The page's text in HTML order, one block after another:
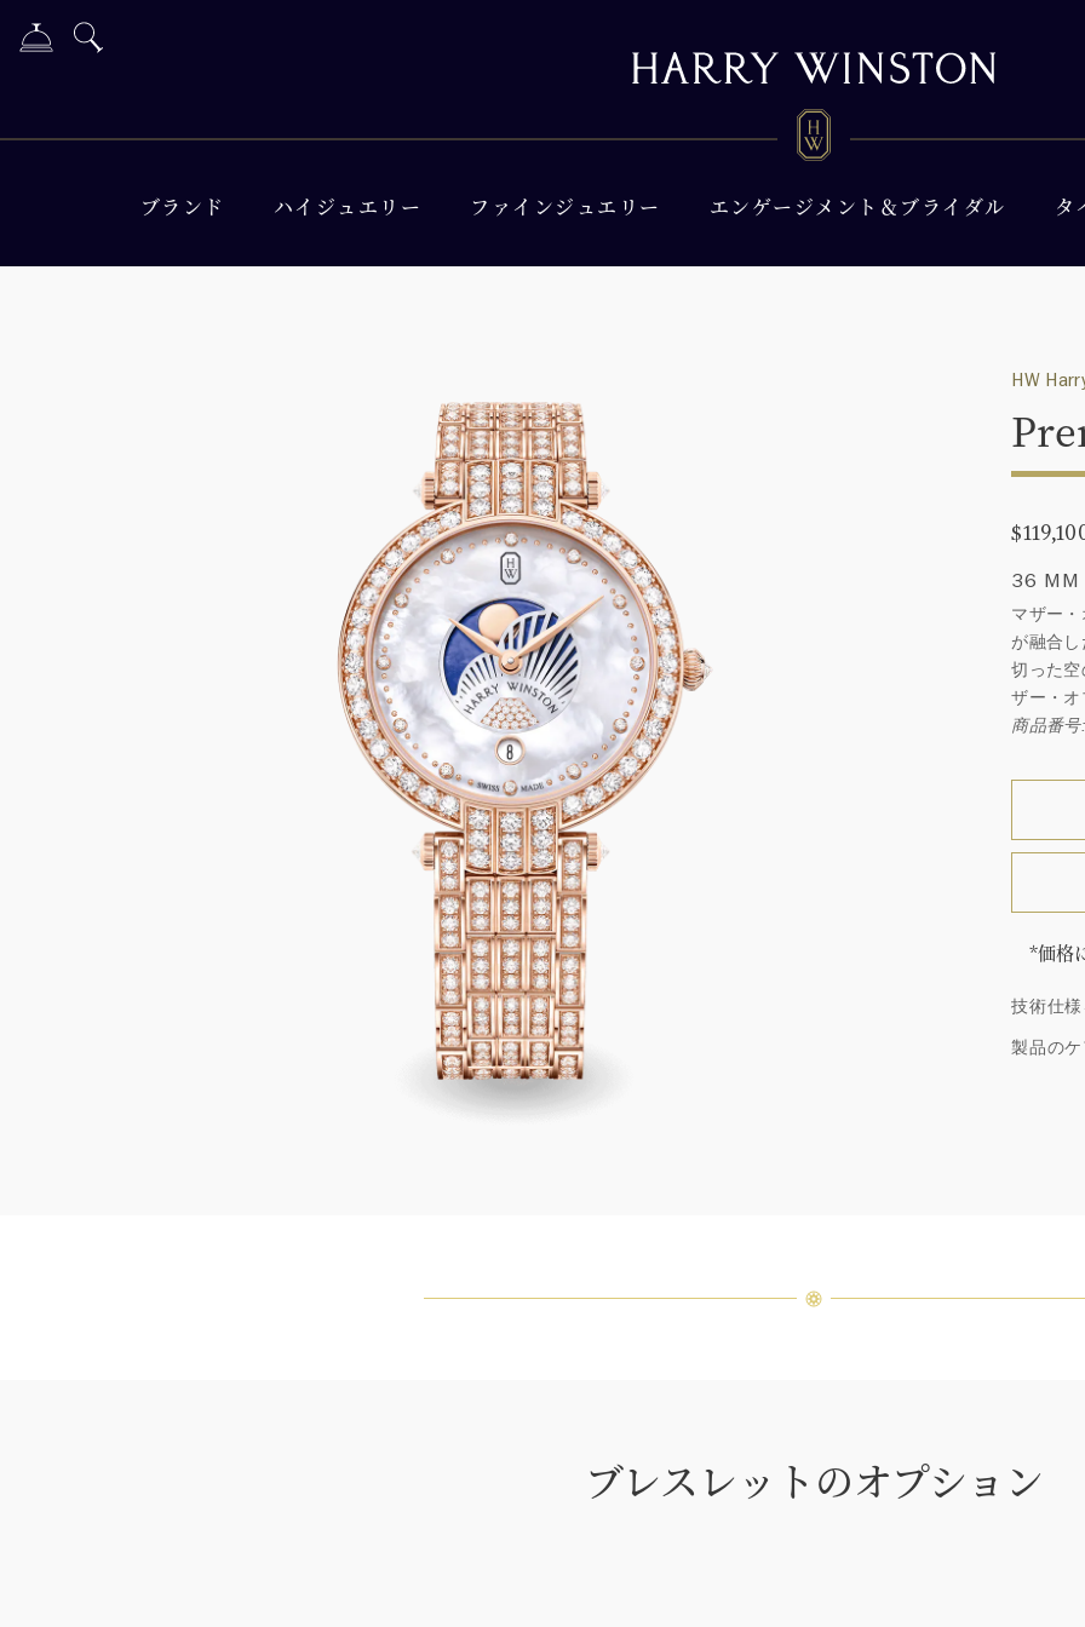
ブランド ハイジュエリー ファインジュエリー エンゲージメント＆ブライダル タ
HW
36 MM
マザー
が融合
切った
ザー・
商品番
*価格
ウィ
厳選
つひ
技術仕
製品の
ブレスレットのオプション